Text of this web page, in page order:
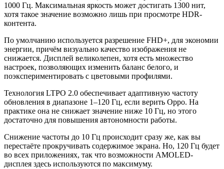
1000 Гц. Максимальная яркость может достигать 1300 нит,
хотя такое значение возможно лишь при просмотре HDR-
контента.
По умолчанию используется разрешение FHD+, для экономии
энергии, причём визуально качество изображения не
снижается. Дисплей великолепен, хотя есть множество
настроек, позволяющих изменить баланс белого, и
поэкспериментировать с цветовыми профилями.
Технология LTPO 2.0 обеспечивает адаптивную частоту
обновления в диапазоне 1–120 Гц, если верить Oppo. На
практике она не снижает значение ниже 10 Гц, но этого
достаточно для повышения автономности работы.
Снижение частоты до 10 Гц происходит сразу же, как вы
перестаёте прокручивать содержимое экрана. Но, 120 Гц будет
во всех приложениях, так что возможности AMOLED-
дисплея здесь используются по максимуму.